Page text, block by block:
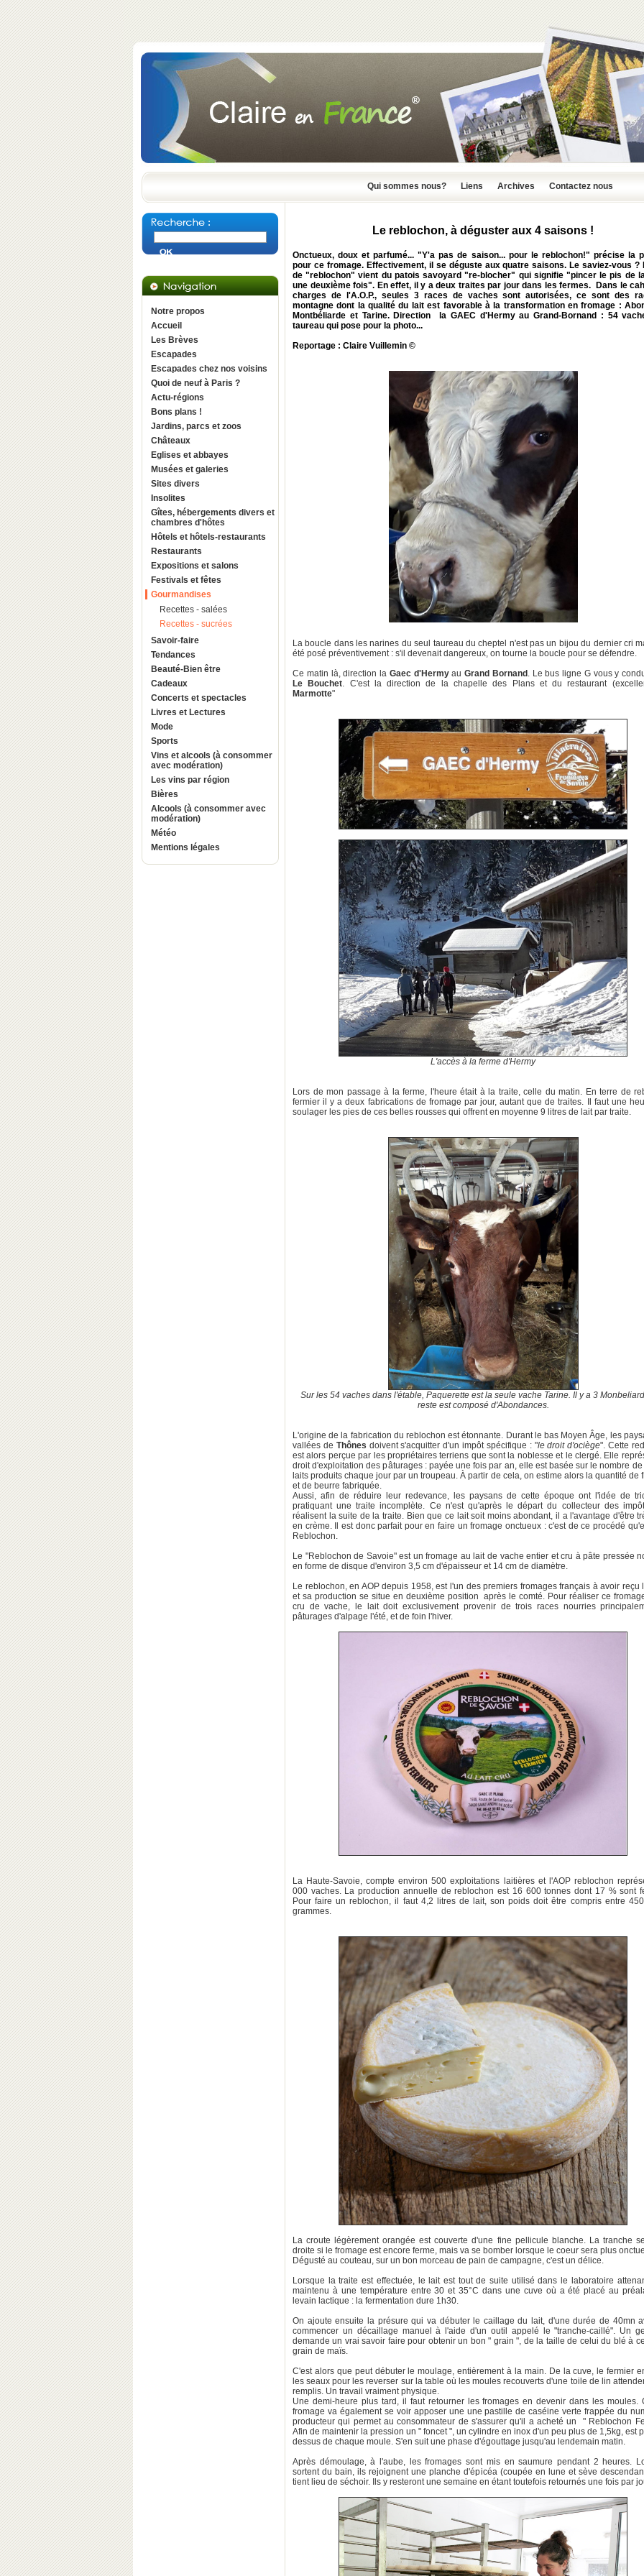
Qui sommes nous? Liens Archives Contactez nous
Notre propos
Accueil
Les Brèves
Escapades
Escapades chez nos voisins
Quoi de neuf à Paris ?
Actu-régions
Bons plans !
Jardins, parcs et zoos
Châteaux
Eglises et abbayes
Musées et galeries
Sites divers
Insolites
Gîtes, hébergements divers et
chambres d'hôtes
Hôtels et hôtels-restaurants
Restaurants
Expositions et salons
Festivals et fêtes
Gourmandises
Recettes - salées
Recettes - sucrées
Savoir-faire
Tendances
Beauté-Bien être
Cadeaux
Concerts et spectacles
Livres et Lectures
Mode
Sports
Vins et alcools (à consommer
avec modération)
Les vins par région
Bières
Alcools (à consommer avec
modération)
Météo
Mentions légales
Le reblochon, à déguster aux 4 saisons !
Onctueux, doux et parfumé... "Y'a pas de saison... pour le reblochon!" précise la
pour ce fromage. Effectivement, il se déguste aux quatre saisons. Le saviez-vous ?
de "reblochon" vient du patois savoyard "re-blocher" qui signifie "pincer le pis de
une deuxième fois". En effet, il y a deux traites par jour dans les fermes. Dans le
charges de l'A.O.P., seules 3 races de vaches sont autorisées, ce sont des
montagne dont la qualité du lait est favorable à la transformation en fromage :
Montbéliarde et Tarine. Direction la GAEC d'Hermy au Grand-Bornand : 54
taureau qui pose pour la photo...
Reportage : Claire Vuillemin ©
La boucle dans les narines du seul taureau du cheptel n'est pas un bijou du dernier cri
été posé préventivement : s'il devenait dangereux, on tourne la boucle pour se défendre.
Ce matin là, direction la Gaec d'HermyauGrand Bornand . Le bus ligne G vous y
Le Bouchet. C'est la direction de la chapelle des Plans et du restaurant
Marmotte"
L'accès à la ferme d'Hermy
Lors de mon passage à la ferme, l'heure était à la traite, celle du matin. En terre de
fermier il y a deux fabrications de fromage par jour, autant que de traites. Il faut une
soulager les pies de ces belles rousses qui offrent en moyenne 9 litres de lait par traite.
Sur les 54 vaches dans l'étable, Paquerette est la seule vache Tarine. Il y a 3
reste est composé d'Abondances.
L'origine de la fabrication du reblochon est étonnante. Durant le bas Moyen Âge, les
vallées de Thônes doivent s'acquitter d'un impôt spécifique : "le droit d'ociège". Cette
est alors perçue par les propriétaires terriens que sont la noblesse et le clergé. Elle
droit d'exploitation des pâturages : payée une fois par an, elle est basée sur le nombre de
laits produits chaque jour par un troupeau. À partir de cela, on estime alors la quantité de
et de beurre fabriquée.
Aussi, afin de réduire leur redevance, les paysans de cette époque ont l'idée de
pratiquant une traite incomplète. Ce n'est qu'après le départ du collecteur des
réalisent la suite de la traite. Bien que ce lait soit moins abondant, il a l'avantage d'être
en crème. Il est donc parfait pour en faire un fromage onctueux : c'est de ce procédé
Reblochon.
Le "Reblochon de Savoie" est un fromage au lait de vache entier et cru à pâte pressée
en forme de disque d'environ 3,5 cm d'épaisseur et 14 cm de diamètre.
Le reblochon, en AOP depuis 1958, est l'un des premiers fromages français à avoir reçu
et sa production se situe en deuxième position après le comté. Pour réaliser ce
cru de vache, le lait doit exclusivement provenir de trois races nourries
pâturages d'alpage l'été, et de foin l'hiver.
La Haute-Savoie, compte environ 500 exploitations laitières et l'AOP reblochon
000 vaches. La production annuelle de reblochon est 16 600 tonnes dont 17 % sont
Pour faire un reblochon, il faut 4,2 litres de lait, son poids doit être compris entre
grammes.
La croute légèrement orangée est couverte d'une fine pellicule blanche. La tranche
droite si le fromage est encore ferme, mais va se bomber lorsque le coeur sera plus
Dégusté au couteau, sur un bon morceau de pain de campagne, c'est un délice.
Lorsque la traite est effectuée, le lait est tout de suite utilisé dans le laboratoire
maintenu à une température entre 30 et 35°C dans une cuve où a été placé au
levain lactique : la fermentation dure 1h30.
On ajoute ensuite la présure qui va débuter le caillage du lait, d'une durée de 40mn
commencer un décaillage manuel à l'aide d'un outil appelé le "tranche-caillé". Un
demande un vrai savoir faire pour obtenir un bon " grain ", de la taille de celui du blé à
grain de maïs.
C'est alors que peut débuter le moulage, entièrement à la main. De la cuve, le fermier
les seaux pour les reverser sur la table où les moules recouverts d'une toile de lin
remplis. Un travail vraiment physique.
Une demi-heure plus tard, il faut retourner les fromages en devenir dans les moules.
fromage va également se voir apposer une une pastille de caséine verte frappée du
producteur qui permet au consommateur de s'assurer qu'il a acheté un " Reblochon
Afin de maintenir la pression un " foncet ", un cylindre en inox d'un peu plus de 1,5kg, est
dessus de chaque moule. S'en suit une phase d'égouttage jusqu'au lendemain matin.
Après démoulage, à l'aube, les fromages sont mis en saumure pendant 2 heures.
sortent du bain, ils rejoignent une planche d'épicéa (coupée en lune et sève
tient lieu de séchoir. Ils y resteront une semaine en étant toutefois retournés une fois par